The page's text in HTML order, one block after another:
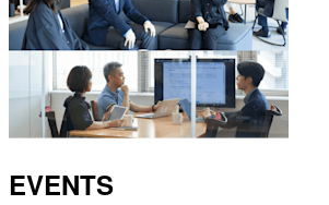
EVENTS